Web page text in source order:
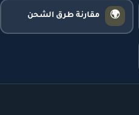
🌍 مقارنة طرق الشحن